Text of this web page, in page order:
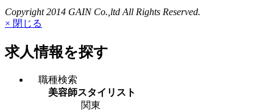
Copyright 2014 GAIN Co.,ltd All Rights Reserved.
× 閉じる
求人情報を探す
職種検索
美容師スタイリスト
関東